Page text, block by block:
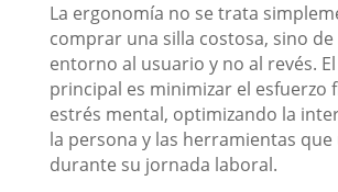
La ergonomía no se trata
comprar una silla costosa, sino
entorno al usuario y no al revés.
principal es minimizar el esfuerzo
estrés mental, optimizando la
la persona y las herramientas que
durante su jornada laboral.